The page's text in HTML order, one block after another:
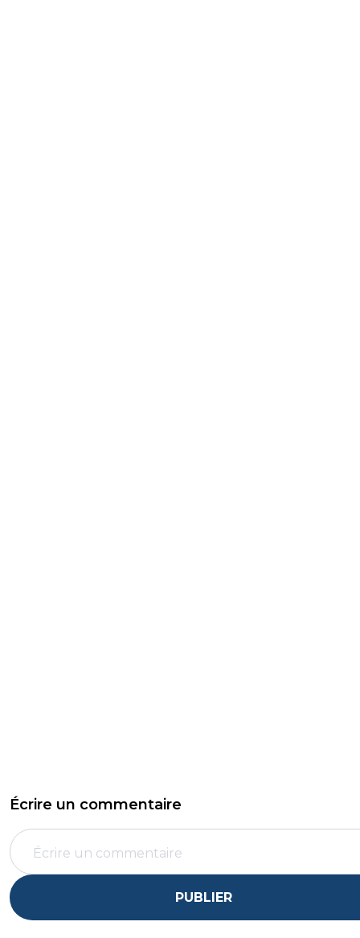
Écrire un commentaire
PUBLIER